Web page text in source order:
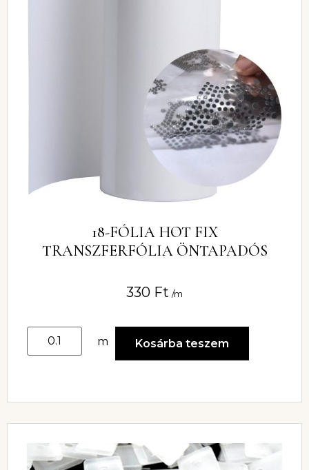
18-FÓLIA HOT FIX
TRANSZFERFÓLIA ÖNTAPADÓS
330 Ft /m
m Kosárba teszem